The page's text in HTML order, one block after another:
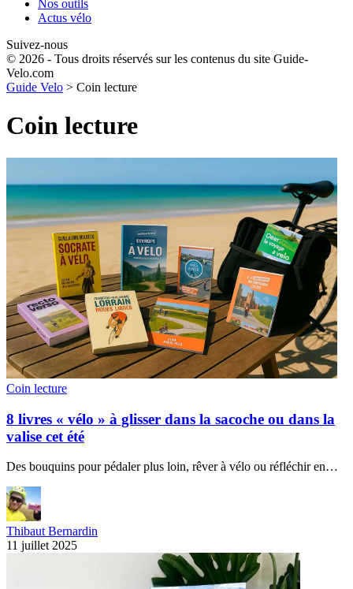
Nos outils
Actus vélo
Suivez-nous
© 2026 - Tous droits réservés sur les contenus du site Guide-
Velo.com
Guide Velo > Coin lecture
Coin lecture
Coin lecture
8 livres « vélo » à glisser dans la sacoche ou dans la
valise cet été
Des bouquins pour pédaler plus loin, rêver à vélo ou réfléchir en…
Thibaut Bernardin
11 juillet 2025